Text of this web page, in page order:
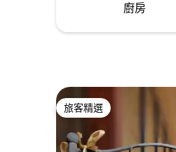
廚房
旅客精選
旅客精選